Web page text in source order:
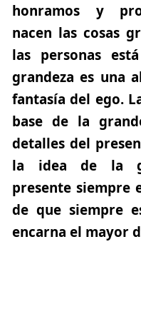
honramos y
nacen las cosas
las personas
grandeza es una
fantasía del ego.
base de la
detalles del
la idea de la
presente siempre
de que siempre
encarna el mayor